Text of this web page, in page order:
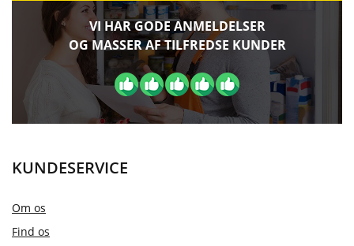
VI HAR GODE ANMELDELSER
OG MASSER AF TILFREDSE KUNDER
KUNDESERVICE
Om os
Find os